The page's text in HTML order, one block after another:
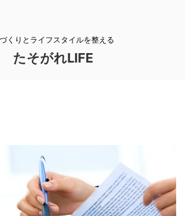
くりとライフスタイルを整える
たそがれLIFE